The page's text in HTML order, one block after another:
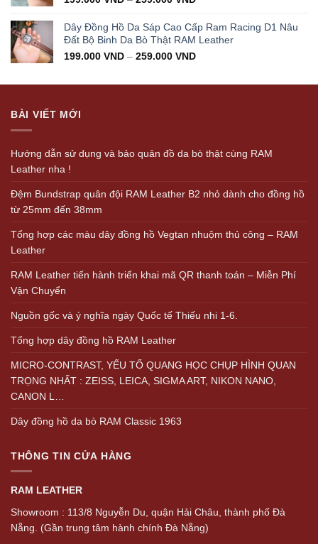
Dây Đồng Hồ Da Sáp Cao Cấp Ram Racing D1 Nâu
Đất Bộ Binh Da Bò Thật RAM Leather
199.000 VND – 259.000 VND
BÀI VIẾT MỚI
Hướng dẫn sử dụng và bảo quản đồ da bò thật cùng RAM
Leather nha !
Đệm Bundstrap quân đội RAM Leather B2 nhỏ dành cho đồng hồ
từ 25mm đến 38mm
Tổng hợp các màu dây đồng hồ Vegtan nhuộm thủ công – RAM
Leather
RAM Leather tiến hành triển khai mã QR thanh toán – Miễn Phí
Vận Chuyển
Nguồn gốc và ý nghĩa ngày Quốc tế Thiếu nhi 1-6.
Tổng hợp dây đồng hồ RAM Leather
MICRO-CONTRAST, YẾU TỐ QUANG HỌC CHỤP HÌNH QUAN
TRỌNG NHẤT : ZEISS, LEICA, SIGMA ART, NIKON NANO,
CANON L…
Dây đồng hồ da bò RAM Classic 1963
THÔNG TIN CỬA HÀNG
RAM LEATHER
Showroom : 113/8 Nguyễn Du, quận Hải Châu, thành phố Đà
Nẵng. (Gần trung tâm hành chính Đà Nẵng)